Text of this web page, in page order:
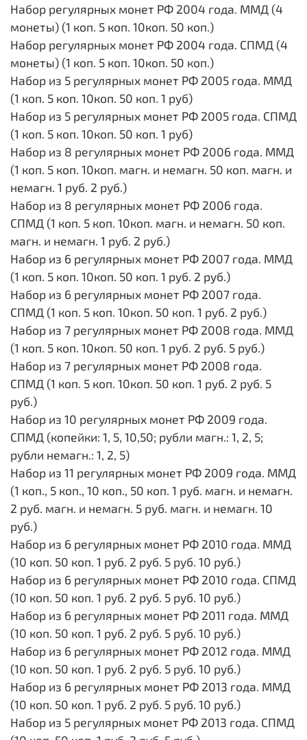
Набор регулярных монет РФ 2004 года. ММД (4
монеты) (1 коп. 5 коп. 10коп. 50 коп.)
Набор регулярных монет РФ 2004 года. СПМД (4
монеты) (1 коп. 5 коп. 10коп. 50 коп.)
Набор из 5 регулярных монет РФ 2005 года. ММД
(1 коп. 5 коп. 10коп. 50 коп. 1 руб)
Набор из 5 регулярных монет РФ 2005 года. СПМД
(1 коп. 5 коп. 10коп. 50 коп. 1 руб)
Набор из 8 регулярных монет РФ 2006 года. ММД
(1 коп. 5 коп. 10коп. магн. и немагн. 50 коп. магн. и
немагн. 1 руб. 2 руб.)
Набор из 8 регулярных монет РФ 2006 года.
СПМД (1 коп. 5 коп. 10коп. магн. и немагн. 50 коп.
магн. и немагн. 1 руб. 2 руб.)
Набор из 6 регулярных монет РФ 2007 года. ММД
(1 коп. 5 коп. 10коп. 50 коп. 1 руб. 2 руб.)
Набор из 6 регулярных монет РФ 2007 года.
СПМД (1 коп. 5 коп. 10коп. 50 коп. 1 руб. 2 руб.)
Набор из 7 регулярных монет РФ 2008 года. ММД
(1 коп. 5 коп. 10коп. 50 коп. 1 руб. 2 руб. 5 руб.)
Набор из 7 регулярных монет РФ 2008 года.
СПМД (1 коп. 5 коп. 10коп. 50 коп. 1 руб. 2 руб. 5
руб.)
Набор из 10 регулярных монет РФ 2009 года.
СПМД (копейки: 1, 5, 10,50; рубли магн.: 1, 2, 5;
рубли немагн.: 1, 2, 5)
Набор из 11 регулярных монет РФ 2009 года. ММД
(1 коп., 5 коп., 10 коп., 50 коп. 1 руб. магн. и немагн.
2 руб. магн. и немагн. 5 руб. магн. и немагн. 10
руб.)
Набор из 6 регулярных монет РФ 2010 года. ММД
(10 коп. 50 коп. 1 руб. 2 руб. 5 руб. 10 руб.)
Набор из 6 регулярных монет РФ 2010 года. СПМД
(10 коп. 50 коп. 1 руб. 2 руб. 5 руб. 10 руб.)
Набор из 6 регулярных монет РФ 2011 года. ММД
(10 коп. 50 коп. 1 руб. 2 руб. 5 руб. 10 руб.)
Набор из 6 регулярных монет РФ 2012 года. ММД
(10 коп. 50 коп. 1 руб. 2 руб. 5 руб. 10 руб.)
Набор из 6 регулярных монет РФ 2013 года. ММД
(10 коп. 50 коп. 1 руб. 2 руб. 5 руб. 10 руб.)
Набор из 5 регулярных монет РФ 2013 года. СПМД